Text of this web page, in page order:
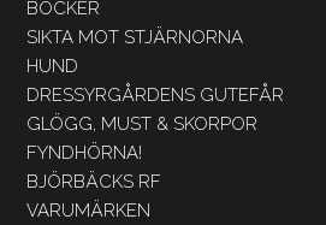
BÖCKER
SIKTA MOT STJÄRNORNA
HUND
DRESSYRGÅRDENS GUTEFÅR
GLÖGG, MUST & SKORPOR
FYNDHÖRNA!
BJÖRBÄCKS RF
VARUMÄRKEN